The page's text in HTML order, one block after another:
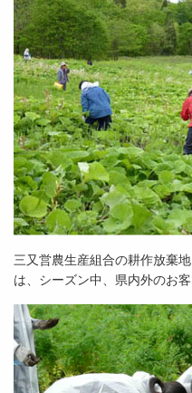
三又営農生産組合の耕作放棄
は、シーズン中、県内外のお客